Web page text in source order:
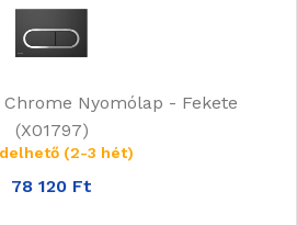
-
(X01797)
Chrome Nyomólap - Fekete
(X01797)
(2-3 hét)
78 120 Ft